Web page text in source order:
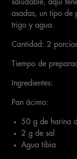
saludable, aquí
asadas, un tipo de
trigo y agua.
Cantidad: 2
Tiempo de
Ingredientes:
Pan ácimo:
50 g de harina
2 g de sal
Agua tibia